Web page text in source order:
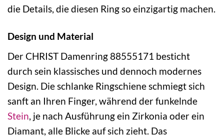
die Details, die diesen Ring so einzigartig machen.
Design und Material
Der CHRIST Damenring 88555171 besticht
durch sein klassisches und dennoch modernes
Design. Die schlanke Ringschiene schmiegt sich
sanft an Ihren Finger, während der funkelnde
Stein , je nach Ausführung ein Zirkonia oder ein
Diamant, alle Blicke auf sich zieht. Das